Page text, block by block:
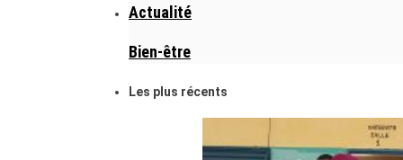
Actualité
Bien-être
Les plus récents